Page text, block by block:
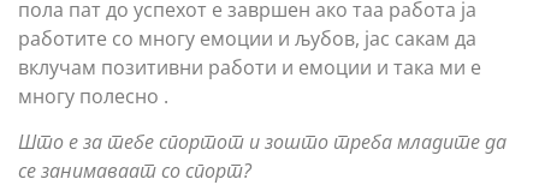
пола пат до успехот е завршен ако таа работа ја
работите со многу емоции и љубов, јас сакам да
вклучам позитивни работи и емоции и така ми е
многу полесно .
Што е за тебе спортот и зошто треба младите да
се занимаваат со спорт?